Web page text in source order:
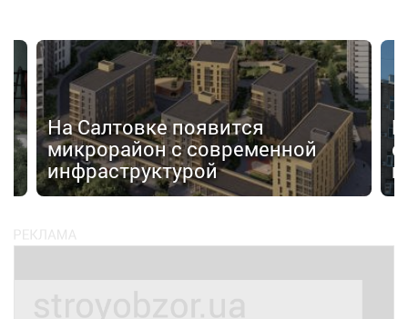
На Салтовке появится
микрорайон с современной
инфраструктурой